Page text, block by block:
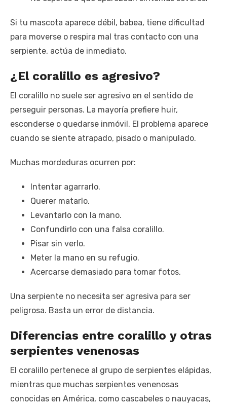
Si tu mascota aparece débil, babea, tiene dificultad
para moverse o respira mal tras contacto con una
serpiente, actúa de inmediato.
¿El coralillo es agresivo?
El coralillo no suele ser agresivo en el sentido de
perseguir personas. La mayoría prefiere huir,
esconderse o quedarse inmóvil. El problema aparece
cuando se siente atrapado, pisado o manipulado.
Muchas mordeduras ocurren por:
Intentar agarrarlo.
Querer matarlo.
Levantarlo con la mano.
Confundirlo con una falsa coralillo.
Pisar sin verlo.
Meter la mano en su refugio.
Acercarse demasiado para tomar fotos.
Una serpiente no necesita ser agresiva para ser
peligrosa. Basta un error de distancia.
Diferencias entre coralillo y otras
serpientes venenosas
El coralillo pertenece al grupo de serpientes elápidas,
mientras que muchas serpientes venenosas
conocidas en América, como cascabeles o nauyacas,